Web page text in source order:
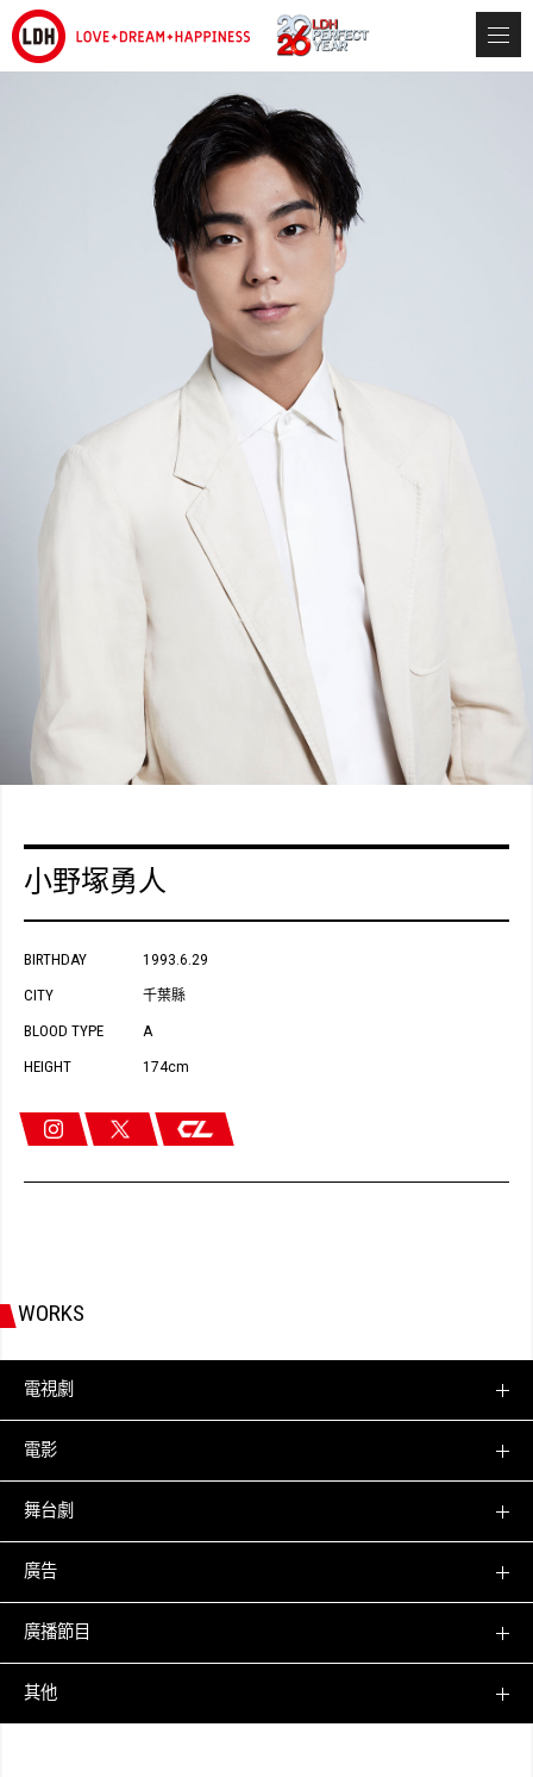
小野塚勇人
BIRTHDAY 1993.6.29
CITY 千葉縣
BLOOD TYPE A
HEIGHT 174cm
WORKS
電視劇
電影
舞台劇
廣告
廣播節目
其他